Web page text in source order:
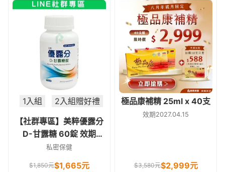
1入組
2入組贈好禮
【社群專區】美粹優露分
D-甘露糖 60錠 效期
2029.04.29
私密保健
$1,850元$1,665元
極品康補精 25ml x 40支
效期2027.04.15
$3,580元$2,999元